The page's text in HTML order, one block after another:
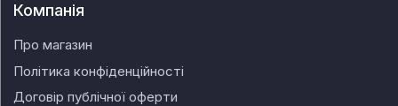
Компанія
Про магазин
Політика конфіденційності
Договір публічної оферти